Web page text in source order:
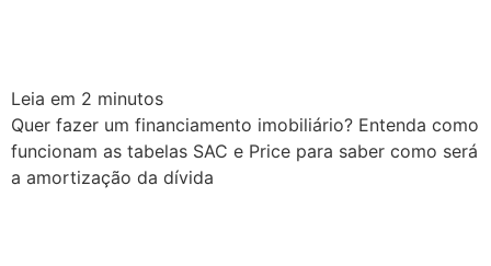
Leia em 2 minutos
Quer fazer um financiamento imobiliário? Entenda como
funcionam as tabelas SAC e Price para saber como será
a amortização da dívida